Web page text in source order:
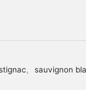
, sauvignon